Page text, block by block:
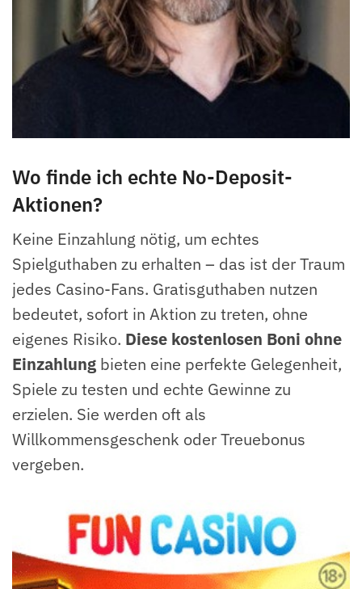
Wo finde ich echte No-Deposit-
Aktionen?
Keine Einzahlung nötig, um echtes
Spielguthaben zu erhalten – das ist der Traum
jedes Casino-Fans. Gratisguthaben nutzen
bedeutet, sofort in Aktion zu treten, ohne
eigenes Risiko. Diese kostenlosen Boni ohne
Einzahlung bieten eine perfekte Gelegenheit,
Spiele zu testen und echte Gewinne zu
erzielen. Sie werden oft als
Willkommensgeschenk oder Treuebonus
vergeben.